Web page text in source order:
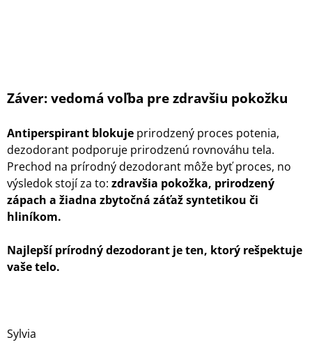
Záver: vedomá voľba pre zdravšiu pokožku
Antiperspirant blokuje prirodzený proces potenia,
dezodorant podporuje prirodzenú rovnováhu tela.
Prechod na prírodný dezodorant môže byť proces, no
výsledok stojí za to: zdravšia pokožka, prirodzený
zápach a žiadna zbytočná záťaž syntetikou či
hliníkom.
Najlepší prírodný dezodorant je ten, ktorý rešpektuje
vaše telo.
Sylvia